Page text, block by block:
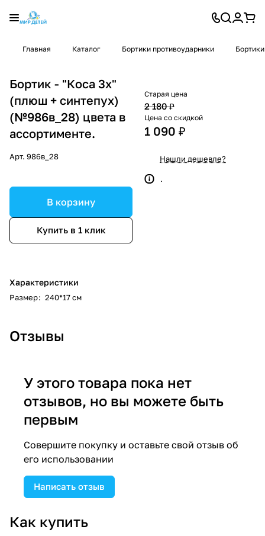
Главная Каталог Бортики противоударники
Бортик - "Коса 3х"
(плюш + синтепух)
(№986в_28) цвета в
ассортименте.
Арт. 986в_28
В корзину
Купить в 1 клик
Характеристики
Размер: 240*17 см
Старая цена
2 180 ₽
Цена со скидкой
1 090 ₽
Нашли дешевле?
.
Отзывы
У этого товара пока нет
отзывов, но вы можете быть
первым
Совершите покупку и оставьте свой отзыв об
его использовании
Написать отзыв
Как купить